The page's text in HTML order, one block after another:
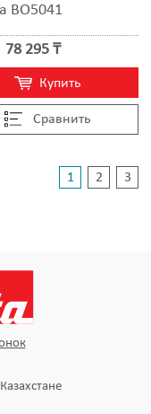
BO5041
78 295 ₸
Cравнить
Купить
1 2 3